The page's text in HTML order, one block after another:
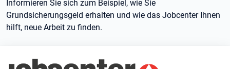
Informieren Sie sich zum Beispiel, wie Sie
Grundsicherungsgeld erhalten und wie das Jobcenter Ihnen
hilft, neue Arbeit zu finden.
Branding-Bereich Beschreibung